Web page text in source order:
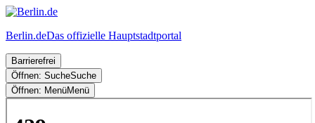
Berlin.deDas offizielle Hauptstadtportal
Barrierefrei
Öffnen: SucheSuche
Öffnen: MenüMenü